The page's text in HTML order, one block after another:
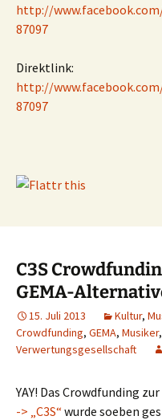
http://
87097
Direktlink:
http://
87097
C3S
GEMA-
15. Juli 2013 Kultur,
Crowdfunding, GEMA, Musiker,
Verwertungsgesellschaft
YAY! Das Crowdfunding
-> „C3S“ wurde soeben